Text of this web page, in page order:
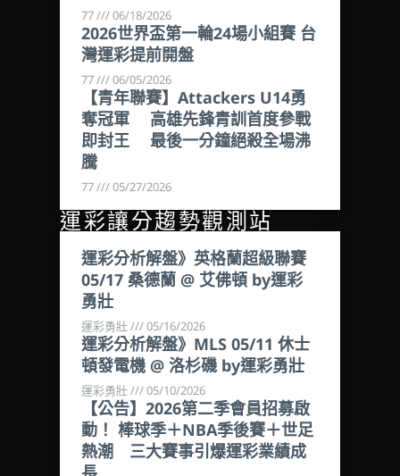
77 06/18/2026
2026世界盃第一輪24場小組賽 台
灣運彩提前開盤
77 06/05/2026
【青年聯賽】Attackers U14勇
奪冠軍 高雄先鋒青訓首度參戰
即封王 最後一分鐘絕殺全場沸
騰
77 05/27/2026
運彩讓分趨勢觀測站
運彩分析解盤》英格蘭超級聯賽
05/17 桑德蘭 @ 艾佛頓 by運彩
勇壯
運彩勇壯 05/16/2026
運彩分析解盤》MLS 05/11 休士
頓發電機 @ 洛杉磯 by運彩勇壯
運彩勇壯 05/10/2026
【公告】2026第二季會員招募啟
動！ 棒球季＋NBA季後賽＋世足
熱潮 三大賽事引爆運彩業績成